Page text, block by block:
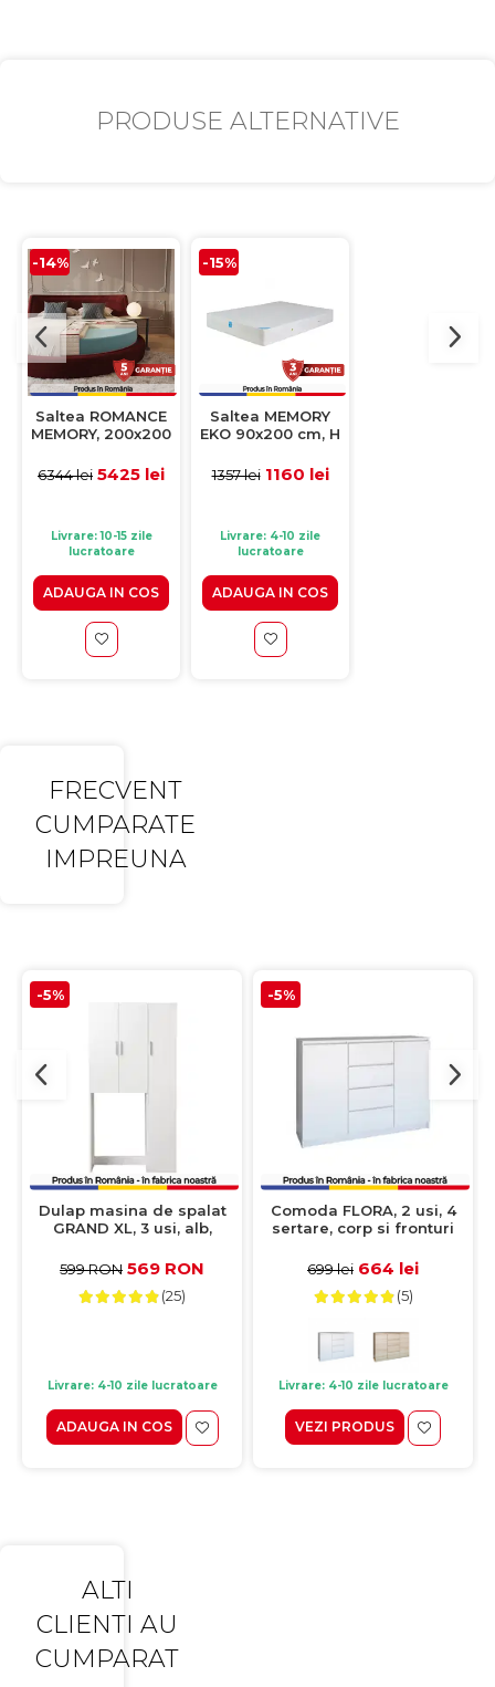
PRODUSE ALTERNATIVE
-14%
Saltea ROMANCE
MEMORY, 200x200
6344 lei 5425 lei
Livrare: 10-15 zile
lucratoare
ADAUGA IN COS
-15%
Saltea MEMORY
EKO 90x200 cm, H
memorie
1357 lei 1160 lei
Livrare: 4-10 zile
lucratoare
ADAUGA IN COS
FRECVENT
CUMPARATE
IMPREUNA
-5%
Dulap masina de spalat
GRAND XL, 3 usi, alb,
599 RON 569 RON
(25)
Livrare: 4-10 zile lucratoare
ADAUGA IN COS
-5%
Comoda FLORA, 2 usi, 4
sertare, corp si fronturi
699 lei 664 lei
(5)
Livrare: 4-10 zile lucratoare
VEZI PRODUS
ALTI
CLIENTI AU
CUMPARAT